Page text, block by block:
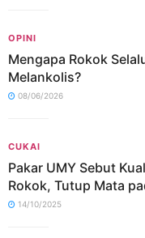
OPINI
Mengapa Rokok
Melankolis?
08/06/2026
CUKAI
Pakar UMY Sebut
Rokok, Tutup Mata
14/10/2025